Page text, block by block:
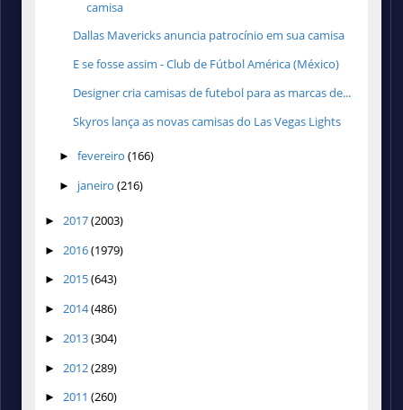
camisa
Dallas Mavericks anuncia patrocínio em sua camisa
E se fosse assim - Club de Fútbol América (México)
Designer cria camisas de futebol para as marcas de...
Skyros lança as novas camisas do Las Vegas Lights
► fevereiro (166)
► janeiro (216)
► 2017(2003)
► 2016(1979)
► 2015(643)
► 2014(486)
► 2013(304)
► 2012(289)
► 2011 (260)